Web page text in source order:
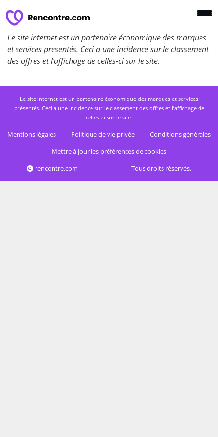
Le site internet est un partenaire économique des marques
et services présentés. Ceci a une incidence sur le classement
des offres et l’affichage de celles-ci sur le site.
Le site internet est un partenaire économique des marques et services
présentés. Ceci a une incidence sur le classement des offres et l’affichage de
celles-ci sur le site.
Mentions légales Politique de vie privée
Conditions générales
Mettre à jour les préférences de cookies
rencontre.com
Tous droits réservés.